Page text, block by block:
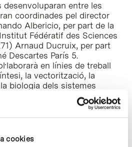
cookies
entre les
coordinades pel director
Albericio, per part de la
Fédératif des Sciences
Arnaud Ducruix, per part
Descartes París 5.
en línies de treball
la vectorització, la
biologia dels sistemes
els dies 19 i 20 de
Científic de Barcelona i la